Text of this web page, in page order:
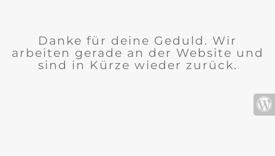
Danke für deine Geduld. Wir
arbeiten gerade an der Website und
sind in Kürze wieder zurück.